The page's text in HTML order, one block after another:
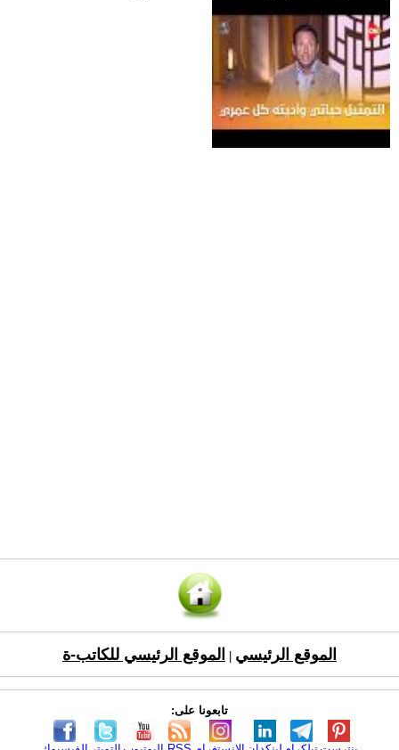
الموقع الرئيسي الموقع الرئيسي للكاتب-ة
تابعونا على: